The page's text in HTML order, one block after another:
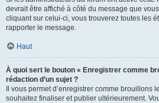
devrait être affiché à côté du message que
cliquant sur celui-ci, vous trouverez toutes les
rapporter le message.
Haut
À quoi sert le bouton « Enregistrer comme
rédaction d’un sujet ?
Il vous permet d’enregistrer comme brouillons
souhaitez finaliser et publier ultérieurement.